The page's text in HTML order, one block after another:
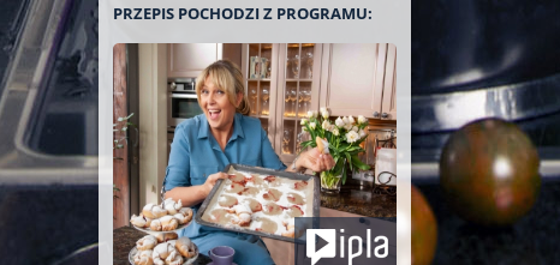
PRZEPIS POCHODZI Z PROGRAMU: